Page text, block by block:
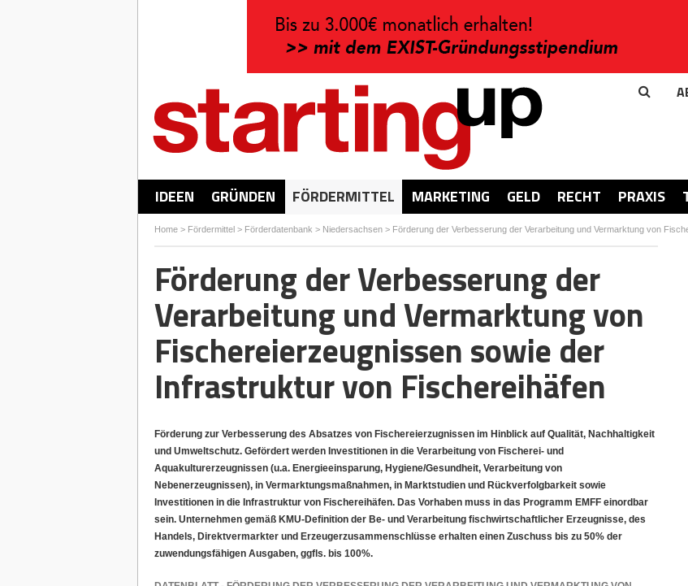
IDEEN GRÜNDEN FÖRDERMITTEL MARKETING GELD RECHT PRAXIS
Home> Fördermittel> Förderdatenbank > Niedersachsen> Förderung der Verbesserung der Verarbeitung und Vermarktung von
Förderung der Verbesserung der
Verarbeitung und Vermarktung von
Fischereierzeugnissen sowie der
Infrastruktur von Fischereihäfen
Förderung zur Verbesserung des Absatzes von Fischereierzugnissen im Hinblick auf Qualität, Nachhaltigkeit
und Umweltschutz. Gefördert werden Investitionen in die Verarbeitung von Fischerei- und
Aquakulturerzeugnissen (u.a. Energieeinsparung, Hygiene/Gesundheit, Verarbeitung von
Nebenerzeugnissen), in Vermarktungsmaßnahmen, in Marktstudien und Rückverfolgbarkeit sowie
Investitionen in die Infrastruktur von Fischereihäfen. Das Vorhaben muss in das Programm EMFF einordbar
sein. Unternehmen gemäß KMU-Definition der Be- und Verarbeitung fischwirtschaftlicher Erzeugnisse, des
Handels, Direktvermarkter und Erzeugerzusammenschlüsse erhalten einen Zuschuss bis zu 50% der
zuwendungsfähigen Ausgaben, ggfls. bis 100%.